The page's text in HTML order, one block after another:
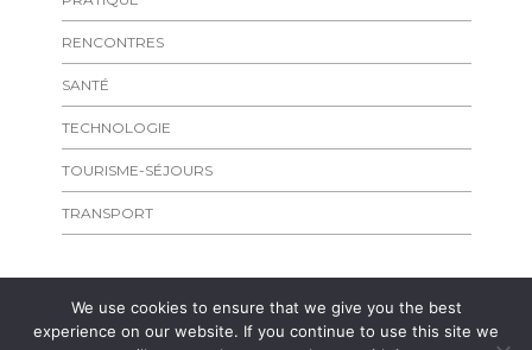
RENCONTRES
SANTÉ
TECHNOLOGIE
TOURISME-SÉJOURS
TRANSPORT
We use cookies to ensure that we give you the best
experience on our website. If you continue to use this site we